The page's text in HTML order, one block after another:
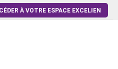
À VOTRE ESPACE EXCELIEN